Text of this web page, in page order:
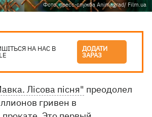
Фото: пресс-служба Animagrad/ Film.ua
НА НАС В ДОДАТИ
ЗАРАЗ
Лісова пісня" преодолел
гривен в